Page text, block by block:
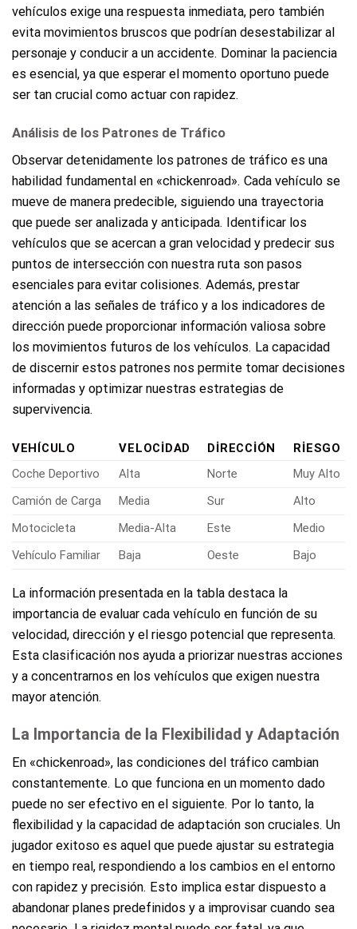
vehículos exige una respuesta inmediata, pero también
evita movimientos bruscos que podrían desestabilizar al
personaje y conducir a un accidente. Dominar la paciencia
es esencial, ya que esperar el momento oportuno puede
ser tan crucial como actuar con rapidez.
Análisis de los Patrones de Tráfico
Observar detenidamente los patrones de tráfico es una
habilidad fundamental en «chickenroad». Cada vehículo se
mueve de manera predecible, siguiendo una trayectoria
que puede ser analizada y anticipada. Identificar los
vehículos que se acercan a gran velocidad y predecir sus
puntos de intersección con nuestra ruta son pasos
esenciales para evitar colisiones. Además, prestar
atención a las señales de tráfico y a los indicadores de
dirección puede proporcionar información valiosa sobre
los movimientos futuros de los vehículos. La capacidad
de discernir estos patrones nos permite tomar decisiones
informadas y optimizar nuestras estrategias de
supervivencia.
VEHÍCULO VELOCIDAD DIRECCIÓN
RIESGO
Coche Deportivo
Alta Norte
Muy Alto
Camión de Carga
Media Sur
Alto
Motocicleta
Media-Alta Este
Medio
Vehículo Familiar
Baja Oeste Bajo
La información presentada en la tabla destaca la
importancia de evaluar cada vehículo en función de su
velocidad, dirección y el riesgo potencial que representa.
Esta clasificación nos ayuda a priorizar nuestras acciones
y a concentrarnos en los vehículos que exigen nuestra
mayor atención.
La Importancia de la Flexibilidad y Adaptación
En «chickenroad», las condiciones del tráfico cambian
constantemente. Lo que funciona en un momento dado
puede no ser efectivo en el siguiente. Por lo tanto, la
flexibilidad y la capacidad de adaptación son cruciales. Un
jugador exitoso es aquel que puede ajustar su estrategia
en tiempo real, respondiendo a los cambios en el entorno
con rapidez y precisión. Esto implica estar dispuesto a
abandonar planes predefinidos y a improvisar cuando sea